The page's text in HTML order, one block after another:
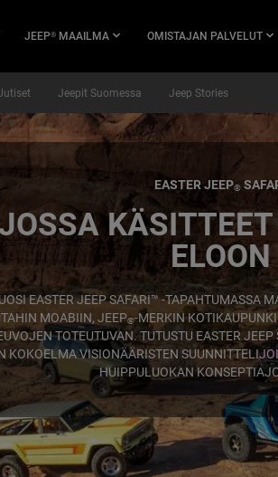
JEEP® MAAILMA OMISTAJAN PALVELUT
Jeepit Suomessa Jeep Stories
EASTER JEEP®
ELOON
EASTER JEEP SAFARI™ -TAPAHTUMASSA
MOABIIN, JEEP®-MERKIN
TOTEUTUVAN. TUTUSTU EASTER
KOKOELMA VISIONÄÄRISTEN
HUIPPULUOKAN